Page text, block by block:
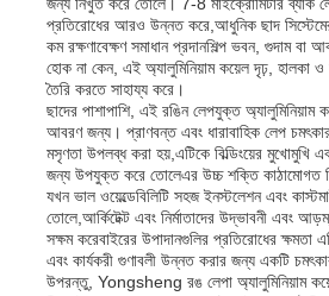
প্রতিরোধের আরও উন্নত করে,আধুনিক ছাদ
কম রক্ষণাবেক্ষণ সমাধান প্রদানশিল্প ভবন, গুদাম বা
হোক না কেন, এই অ্যালুমিনিয়াম কয়েল দৃঢ়, হালকা ও
তৈরি করতে সাহায্য করে।
ছাদের পাশাপাশি, এই রঙিন লেপযুক্ত অ্যালুমিনিয়াম
আবরণ জন্য। প্রাণবন্ত এবং ধারাবাহিক লেপ
মসৃণতা উপলব্ধ করা হয়,এটিকে বিল্ডিংয়ের মুখোমুখি
জন্য উপযুক্ত করে তোলেএর উচ্চ শক্তি কাঠামোগত
যখন ভাল ওয়েল্ডেবিলিটি সহজ ইনস্টলেশন এবং
তোলে,আর্কিটেক্ট এবং নির্মাতাদের উদ্ভাবনী এবং
সক্ষম করেবাইরের উপাদানগুলির প্রতিরোধের ক্ষমতা
এবং কার্যকরী গুণাবলী উন্নত করার জন্য একটি
উপরন্তু, Yongsheng রঙ লেপা অ্যালুমিনিয়াম